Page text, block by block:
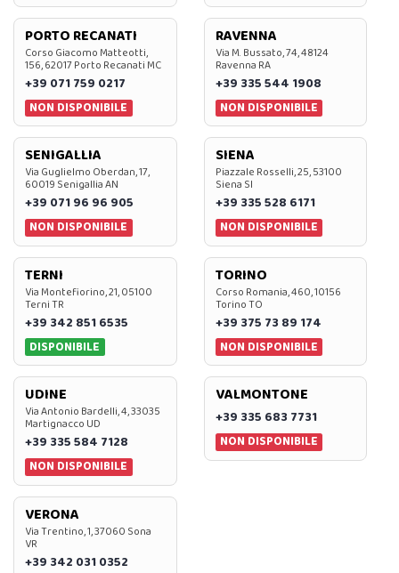
PORTO RECANATI
Corso Giacomo Matteotti,
156, 62017 Porto Recanati MC
+39 071 759 0217
NON DISPONIBILE
RAVENNA
Via M. Bussato, 74, 48124
Ravenna RA
+39 335 544 1908
NON DISPONIBILE
SENIGALLIA
Via Guglielmo Oberdan, 17,
60019 Senigallia AN
+39 071 96 96 905
NON DISPONIBILE
SIENA
Piazzale Rosselli, 25, 53100
Siena SI
+39 335 528 6171
NON DISPONIBILE
TERNI
Via Montefiorino, 21, 05100
Terni TR
+39 342 851 6535
DISPONIBILE
TORINO
Corso Romania, 460, 10156
Torino TO
+39 375 73 89 174
NON DISPONIBILE
UDINE
Via Antonio Bardelli, 4, 33035
Martignacco UD
+39 335 584 7128
NON DISPONIBILE
VALMONTONE
+39 335 683 7731
NON DISPONIBILE
VERONA
Via Trentino, 1, 37060 Sona
VR
+39 342 031 0352